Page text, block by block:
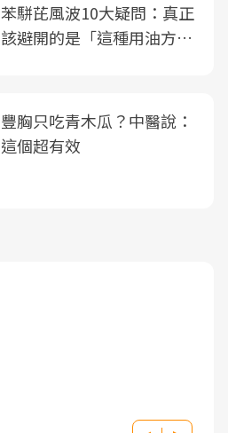
苯駢芘風波10大疑問：真正
該避開的是「這種用油方
豐胸只吃青木瓜？中醫說：
這個超有效